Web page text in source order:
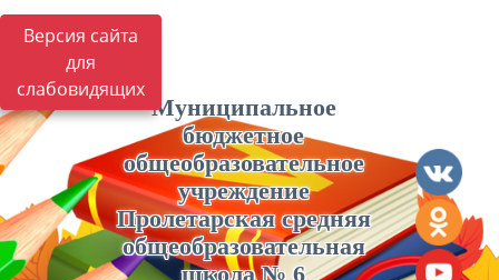
Версия сайта
для
слабовидящих
Муниципальное
бюджетное
общеобразовательное
учреждение
Пролетарская средняя
общеобразовательная
школа № 6